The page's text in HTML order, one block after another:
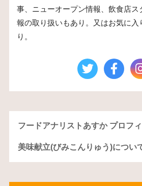
事、ニューオープン情報、飲食店ス
報の取り扱いもあり。又はお気に入
り。
フードアナリストあすか プロフ
美味献立(びみこんりゅう)につい